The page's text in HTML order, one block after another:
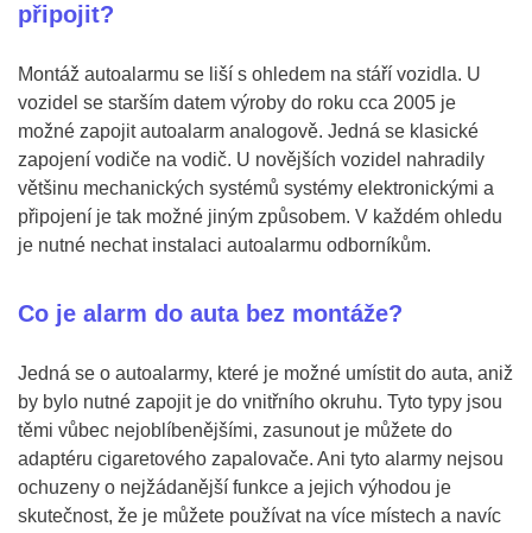
připojit?
Montáž autoalarmu se liší s ohledem na stáří vozidla. U
vozidel se starším datem výroby do roku cca 2005 je
možné zapojit autoalarm analogově. Jedná se klasické
zapojení vodiče na vodič. U novějších vozidel nahradily
většinu mechanických systémů systémy elektronickými a
připojení je tak možné jiným způsobem. V každém ohledu
je nutné nechat instalaci autoalarmu odborníkům.
Co je alarm do auta bez montáže?
Jedná se o autoalarmy, které je možné umístit do auta, aniž
by bylo nutné zapojit je do vnitřního okruhu. Tyto typy jsou
těmi vůbec nejoblíbenějšími, zasunout je můžete do
adaptéru cigaretového zapalovače. Ani tyto alarmy nejsou
ochuzeny o nejžádanější funkce a jejich výhodou je
skutečnost, že je můžete používat na více místech a navíc